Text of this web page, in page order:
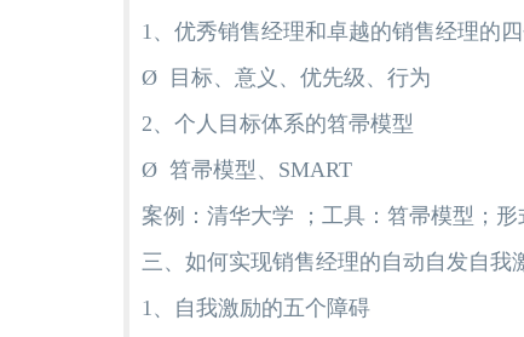
1、优秀销售经理和卓越的销售经理的
Ø 目标、意义、优先级、行为
2、个人目标体系的笤帚模型
Ø 笤帚模型、SMART
案例：清华大学 ；工具：笤帚模型；形
三、如何实现销售经理的自动自发自我
1、自我激励的五个障碍